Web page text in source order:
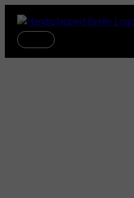
Inhalt
springen
Hauptmenü